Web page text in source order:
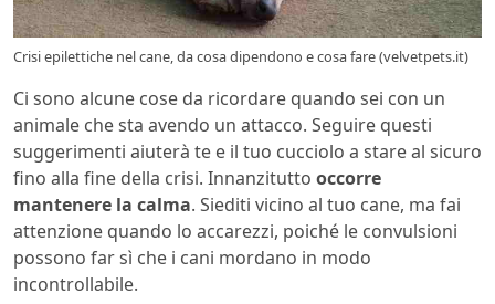
Crisi epilettiche nel cane, da cosa dipendono e cosa fare (velvetpets.it)
Ci sono alcune cose da ricordare quando sei con un
animale che sta avendo un attacco. Seguire questi
suggerimenti aiuterà te e il tuo cucciolo a stare al sicuro
fino alla fine della crisi. Innanzitutto occorre
mantenere la calma. Siediti vicino al tuo cane, ma fai
attenzione quando lo accarezzi, poiché le convulsioni
possono far sì che i cani mordano in modo
incontrollabile.